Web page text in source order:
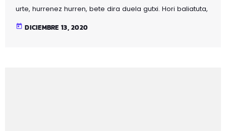
urte, hurrenez hurren, bete dira duela gutxi. Hori baliatuta,
bi musikariei omenalditxo bat egin diegu.
today DICIEMBRE 13, 2020